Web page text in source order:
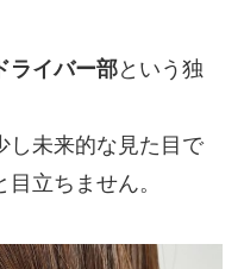
ライバー部という独
し未来的な見た目で
立ちません。